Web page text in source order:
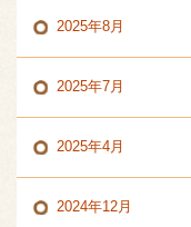
2025年8月
2025年7月
2025年4月
2024年12月